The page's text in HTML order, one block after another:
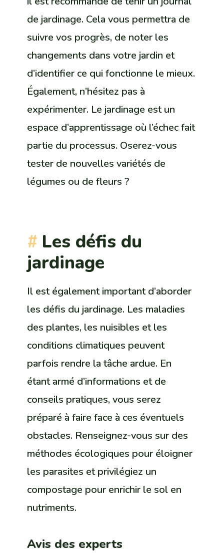
de jardinage. Cela vous permettra de
suivre vos progrès, de noter les
changements dans votre jardin et
d’identifier ce qui fonctionne le mieux.
Également, n’hésitez pas à
expérimenter. Le jardinage est un
espace d’apprentissage où l’échec fait
partie du processus. Oserez-vous
tester de nouvelles variétés de
légumes ou de fleurs ?
Les défis du
jardinage
Il est également important d’aborder
les défis du jardinage. Les maladies
des plantes, les nuisibles et les
conditions climatiques peuvent
parfois rendre la tâche ardue. En
étant armé d’informations et de
conseils pratiques, vous serez
préparé à faire face à ces éventuels
obstacles. Renseignez-vous sur des
méthodes écologiques pour éloigner
les parasites et privilégiez un
compostage pour enrichir le sol en
nutriments.
Avis des experts